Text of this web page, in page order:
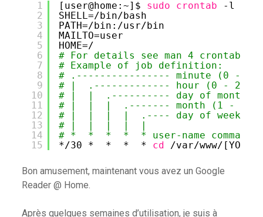
1
2
3
4
5
6
7
8
9
10
11
12
13
14
15
[user@home:~]$ sudo crontab
-l -u
SHELL=/bin/bash
PATH=/bin : /usr/bin
MAILTO=user
HOME=/
# For details see man 4 crontabs
# Example of job definition:
# .---------------- minute (0 -
# |  .------------- hour (0 - 23)
# |  |  .---------- day of month
# |  |  |  .------- month (1 - 12)
# |  |  |  |  .---- day of week (0 -
# |  |  |  |  |
# *  *  *  *  * user-name command
*/30 *  *  *  * cd /var/www/
Bon amusement, maintenant vous avez un Google
Reader @ Home.
Après quelques semaines d’utilisation, je suis à